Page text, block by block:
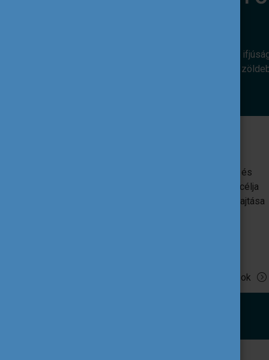
Az alábbi európai uniós programok az
révén. Hozzájárulnak ahhoz, hogy egy
Az EU oktatást, képzést, ifjúságügyet és
sportot támogató programja. Egyik fő célja
az uniós ifjúsági szakpolitikák végrehajtása
Tovább olvasok